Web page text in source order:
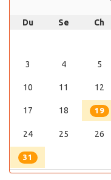
Du Se Ch
3 4 5
10 11 12
17 18 19
24 25 26
31